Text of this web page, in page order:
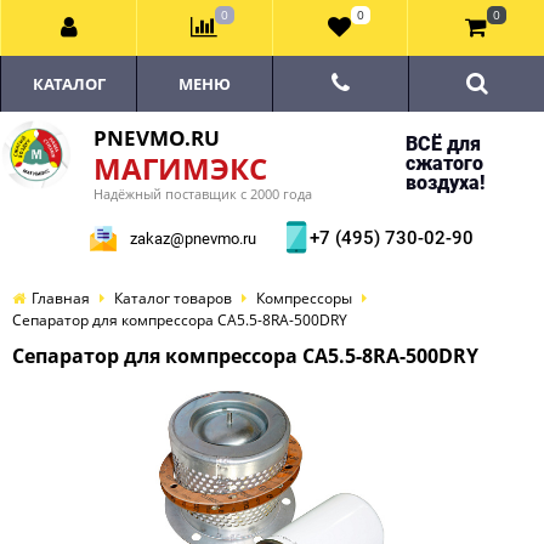
PNEVMO.RU
МАГИМЭКС
Надёжный поставщик с 2000 года
ВСЁ для
сжатого
воздуха!
zakaz@pnevmo.ru +7 (495) 730-02-90
КАТАЛОГ МЕНЮ
Главная Каталог товаров
Компрессоры
Сепаратор для компрессора CA5.5-8RA-500DRY
Сепаратор для компрессора CA5.5-8RA-500DRY
0 0 0